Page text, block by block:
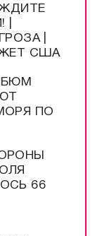
|
|
США
ПО
66